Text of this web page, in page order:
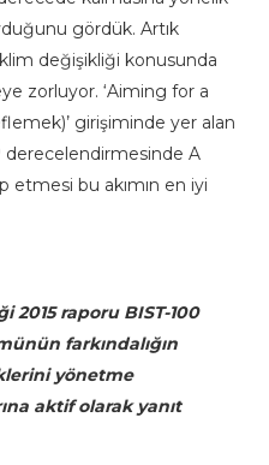
gördük. Artık
değişikliği konusunda
zorluyor. ‘Aiming for a
girişiminde yer alan
derecelendirmesinde A
etmesi bu akımın en iyi
2015 raporu BIST-100
farkındalığın
yönetme
aktif olarak yanıt